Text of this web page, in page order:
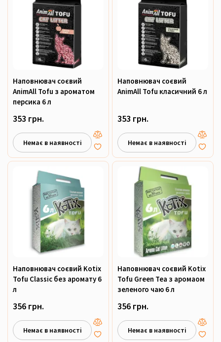
Наповнювач соєвий
AnimAll Tofu з ароматом
персика 6 л
353 грн.
Немає в наявності
Наповнювач соєвий
AnimAll Tofu класичний 6 л
353 грн.
Немає в наявності
Наповнювач соєвий Kotix
Tofu Classic без аромату 6
л
356 грн.
Немає в наявності
Наповнювач соєвий Kotix
Tofu Green Tea з аромаом
зеленого чаю 6 л
356 грн.
Немає в наявності